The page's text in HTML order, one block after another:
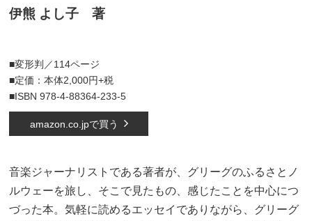
伊熊 よし子 著
■変形判／114ページ
■定価：本体2,000円+税
■ISBN 978-4-88364-233-5
amazon.co.jpで買う
音楽ジャーナリストである著者が、グリーグのふるさとノ
ルウェーを旅し、そこで見たもの、感じたことを中心につ
づった本。気軽に読めるエッセイでありながら、グリーグ